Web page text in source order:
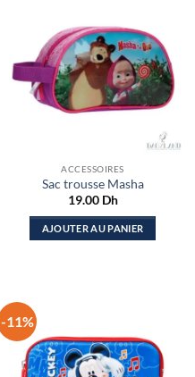
ACCESSOIRES
Sac trousse Masha
19.00 Dh
AJOUTER AU PANIER
-11%